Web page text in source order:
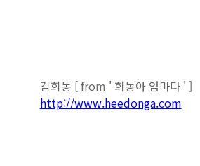
김희동 [ from ' 희동아 엄마다 ' ]
http://www.heedonga.com